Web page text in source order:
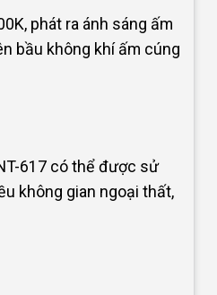
phát ra ánh sáng ấm
bầu không khí ấm cúng
617 có thể được sử
không gian ngoại thất,